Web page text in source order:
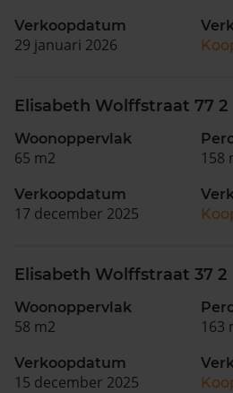
Verkoopdatum
29 januari 2026
Elisabeth Wolffstraat 77 2
Woonoppervlak
65 m2 158
Verkoopdatum
17 december 2025
Elisabeth Wolffstraat 37 2
Woonoppervlak
58 m2 163
Verkoopdatum
15 december 2025